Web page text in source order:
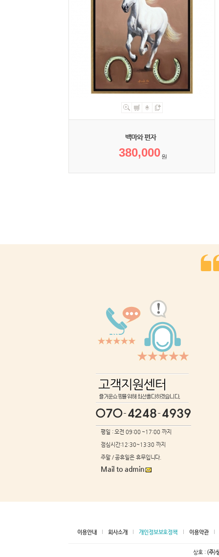
백마와 편자
380,000
평일 : 오전 09:00 ~17:00 까지
점심시간:12:30~13:30 까지
주말 / 공휴일은 휴무입니다.
Mail to admin
이용안내 회사소개 개인정보보호정책 이용약관
상호 : (주)